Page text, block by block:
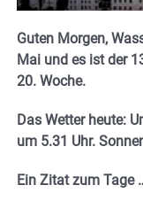
Guten Morgen,
Mai und es ist der
20. Woche.
Das Wetter heute:
um 5.31 Uhr.
Ein Zitat zum Tage